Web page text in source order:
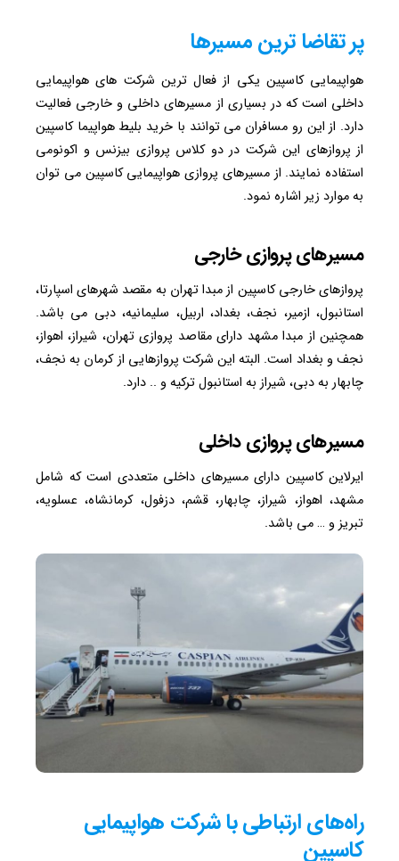
پر تقاضا ترین مسیرها
هواپیمایی کاسپین یکی از فعال ترین شرکت های هواپیمایی
داخلی است که در بسیاری از مسیرهای داخلی و خارجی فعالیت
دارد. از این رو مسافران می توانند با خرید بلیط هواپیما کاسپین
از پروازهای این شرکت در دو کلاس پروازی بیزنس و اکونومی
استفاده نمایند. از مسیرهای پروازی هواپیمایی کاسپین می توان
به موارد زیر اشاره نمود.
مسیرهای پروازی خارجی
پروازهای خارجی کاسپین از مبدا تهران به مقصد شهرهای اسپارتا،
استانبول، ازمیر، نجف، بغداد، اربیل، سلیمانیه، دبی می باشد.
همچنین از مبدا مشهد دارای مقاصد پروازی تهران، شیراز، اهواز،
نجف و بغداد است. البته این شرکت پروازهایی از کرمان به نجف،
چابهار به دبی، شیراز به استانبول ترکیه و .. دارد.
مسیرهای پروازی داخلی
ایرلاین کاسپین دارای مسیرهای داخلی متعددی است که شامل
مشهد، اهواز، شیراز، چابهار، قشم، دزفول، کرمانشاه، عسلویه،
تبریز و … می باشد.
راه‌های ارتباطی با شرکت هواپیمایی
کاسپین